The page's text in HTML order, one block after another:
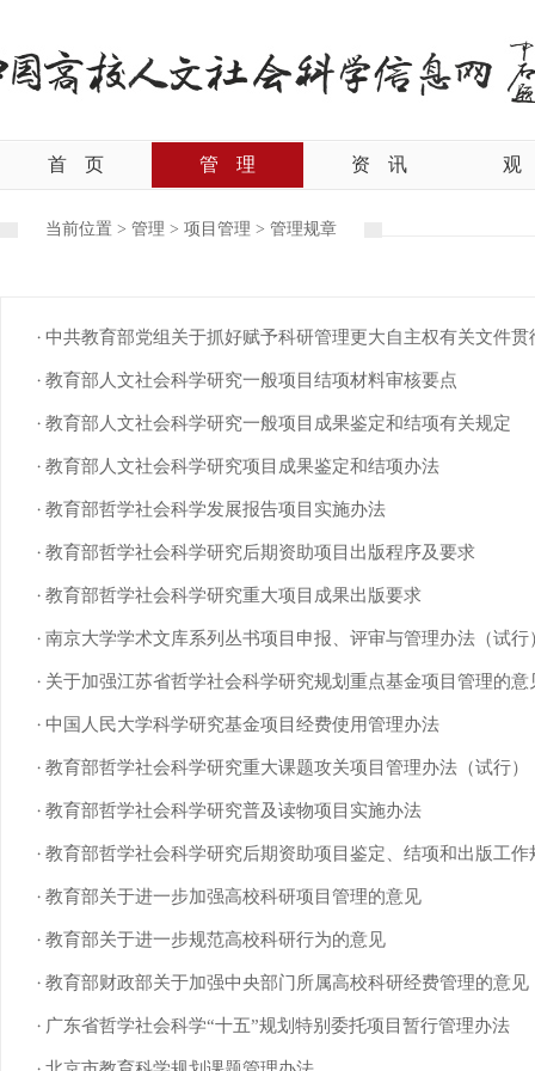
首 页 管 理 资 讯 观
当前位置 > 管理 > 项目管理 > 管理规章
中共教育部党组关于抓好赋予科研管理更大自主权有关文件
教育部人文社会科学研究一般项目结项材料审核要点
教育部人文社会科学研究一般项目成果鉴定和结项有关规定
教育部人文社会科学研究项目成果鉴定和结项办法
教育部哲学社会科学发展报告项目实施办法
教育部哲学社会科学研究后期资助项目出版程序及要求
教育部哲学社会科学研究重大项目成果出版要求
南京大学学术文库系列丛书项目申报、评审与管理办法（试行
关于加强江苏省哲学社会科学研究规划重点基金项目管理的意
中国人民大学科学研究基金项目经费使用管理办法
教育部哲学社会科学研究重大课题攻关项目管理办法（试行）
教育部哲学社会科学研究普及读物项目实施办法
教育部哲学社会科学研究后期资助项目鉴定、结项和出版工作
教育部关于进一步加强高校科研项目管理的意见
教育部关于进一步规范高校科研行为的意见
教育部财政部关于加强中央部门所属高校科研经费管理的意见
广东省哲学社会科学“十五”规划特别委托项目暂行管理办法